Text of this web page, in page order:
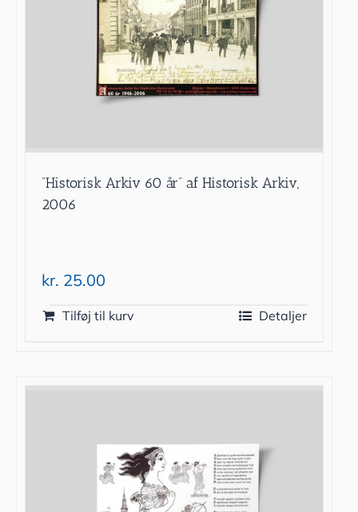
”Historisk Arkiv 60 år” af Historisk Arkiv,
2006
kr. 25.00
Tilføj til kurv Detaljer